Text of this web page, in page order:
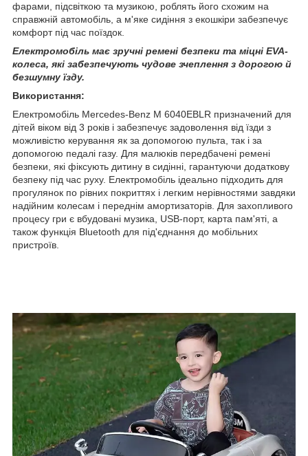
фарами, підсвіткою та музикою, роблять його схожим на
справжній автомобіль, а м'яке сидіння з екошкіри забезпечує
комфорт під час поїздок.
Електромобіль має зручні ремені безпеки та міцні EVA-
колеса, які забезпечують чудове зчеплення з дорогою й
безшумну їзду.
Використання:
Електромобіль Mercedes-Benz M 6040EBLR призначений для
дітей віком від 3 років і забезпечує задоволення від їзди з
можливістю керування як за допомогою пульта, так і за
допомогою педалі газу. Для малюків передбачені ремені
безпеки, які фіксують дитину в сидінні, гарантуючи додаткову
безпеку під час руху. Електромобіль ідеально підходить для
прогулянок по рівних покриттях і легким нерівностями завдяки
надійним колесам і переднім амортизаторів. Для захопливого
процесу гри є вбудовані музика, USB-порт, карта пам'яті, а
також функція Bluetooth для під'єднання до мобільних
пристроїв.